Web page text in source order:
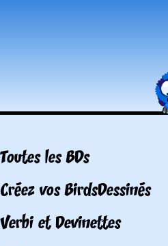
Toutes les BDs
Créez vos BirdsDessinés
Verbi et Devinettes